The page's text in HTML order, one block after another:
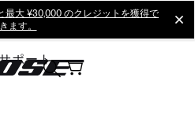
最大 ¥30,000 のクレジットを獲得で
きます。
ポート